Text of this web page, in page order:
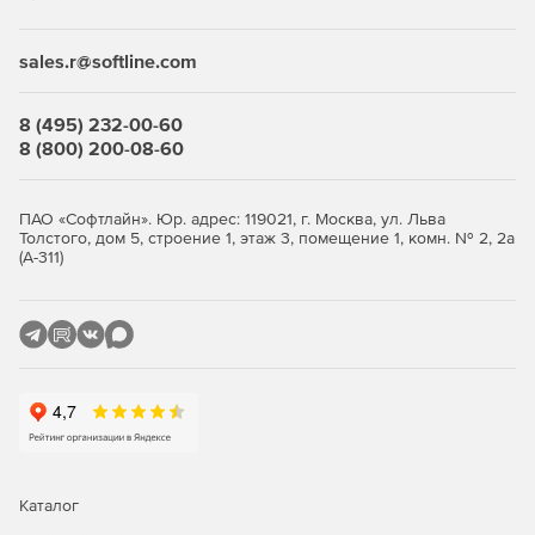
нужны, и не переплачивает за ненужные ему элементы
использовать.
Если необходимо обеспечить централизованное
управление защитой рабочих станций, требуется
лицензирование Центра управления Dr.Web Enterprise
нескольких компьютеров, до распределенных интранет-
администрирование защиты файловых серверов и
серверов приложений (включая терминальные серверы),
sales.r@softline.com
8 (495) 232-00-60
8 (800) 200-08-60
ПАО «Софтлайн». Юр. адрес: 119021, г. Москва, ул. Льва
Толстого, дом 5, строение 1, этаж 3, помещение 1, комн. № 2, 2а
(А-311)
Каталог